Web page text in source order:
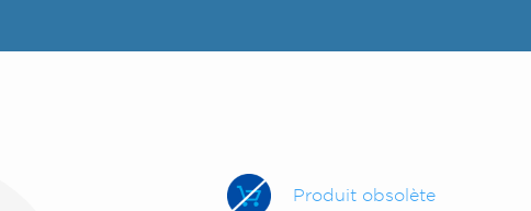
Produit obsolète